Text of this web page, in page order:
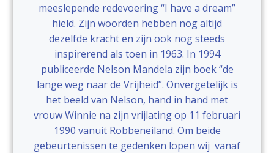
meeslepende redevoering “I have a dream”
hield. Zijn woorden hebben nog altijd
dezelfde kracht en zijn ook nog steeds
inspirerend als toen in 1963. In 1994
publiceerde Nelson Mandela zijn boek “de
lange weg naar de Vrijheid”. Onvergetelijk is
het beeld van Nelson, hand in hand met
vrouw Winnie na zijn vrijlating op 11 februari
1990 vanuit Robbeneiland. Om beide
gebeurtenissen te gedenken lopen wij vanaf